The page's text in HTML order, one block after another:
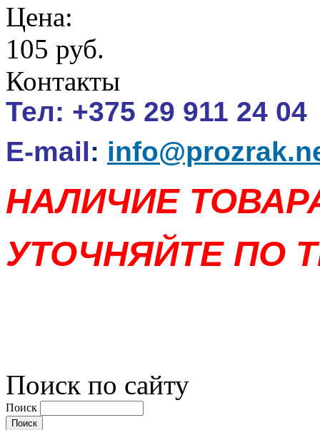
Цена:
105 руб.
Контакты
Тел: +375 29 911 24 04
E-mail:
НАЛИЧИЕ
УТОЧНЯЙТЕ ПО
Поиск по сайту
Поиск